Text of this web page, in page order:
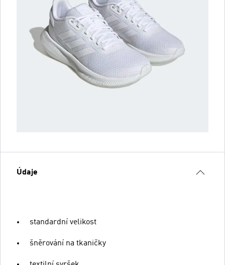
Údaje
standardní velikost
šněrování na tkaničky